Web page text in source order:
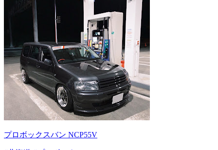
プロボックスバン NCP55V